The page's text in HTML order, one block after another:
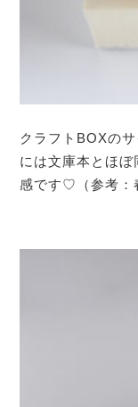
クラフトBOXの
には文庫本とほ
感です♡（参考：